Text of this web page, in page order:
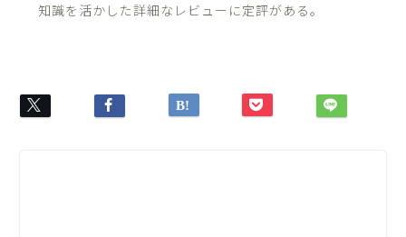
知識を活かした詳細なレビューに定評がある。